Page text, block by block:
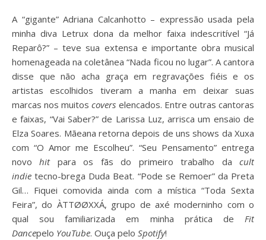
A “gigante” Adriana Calcanhotto – expressão usada pela
minha diva Letrux dona da melhor faixa indescritível “Já
Reparô?” – teve sua extensa e importante obra musical
homenageada na coletânea “Nada ficou no lugar”. A cantora
disse que não acha graça em regravações fiéis e os
artistas escolhidos tiveram a manha em deixar suas
marcas nos muitoscovers elencados. Entre outras cantoras
e faixas, “Vai Saber?” de Larissa Luz, arrisca um ensaio de
Elza Soares. Mãeana retorna depois de uns shows da Xuxa
com “O Amor me Escolheu”. “Seu Pensamento” entrega
novohit para os fãs do primeiro trabalho dacult
indie tecno-brega Duda Beat. “Pode se Remoer” da Preta
Gil… Fiquei comovida ainda com a mística “Toda Sexta
Feira”, do ÀTTØØXXÁ, grupo de axé moderninho com o
qual sou familiarizada em minha prática de Fit
Dancepelo YouTube. Ouça pelo Spotify!